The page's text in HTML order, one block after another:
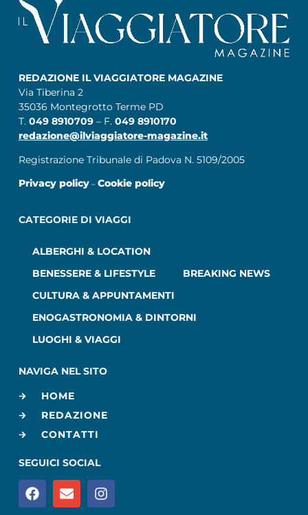
REDAZIONE IL VIAGGIATORE MAGAZINE
Via Tiberina 2
35036 Montegrotto Terme PD
T. 049 8910709 – F. 049 8910170
redazione@ilviaggiatore-magazine.it
Registrazione Tribunale di Padova N. 5109/2005
Privacy policy– Cookie policy
CATEGORIE DI VIAGGI
ALBERGHI & LOCATION
BENESSERE & LIFESTYLE
BREAKING NEWS
CULTURA & APPUNTAMENTI
ENOGASTRONOMIA & DINTORNI
LUOGHI & VIAGGI
NAVIGA NEL SITO
HOME
REDAZIONE
CONTATTI
SEGUICI SOCIAL